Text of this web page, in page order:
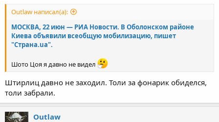
Outlaw написал(а):
МОСКВА, 22 июн — РИА Новости. В Оболонском районе
Киева объявили всеобщую мобилизацию, пишет
"Страна.ua".
Шото Цоя я давно не видел
Штирлиц давно не заходил. Толи за фонарик обиделся,
толи забрали.
Outlaw